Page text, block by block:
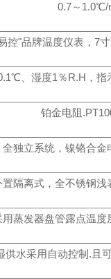
0.7～1.0℃/
控"品牌温度仪表，7
、湿度1％R.H，
铂金电阻
全独立系统，镍铬合金
置隔离式，全不锈钢浅
用蒸发器盘管露点温度
供水采用自动控制.且